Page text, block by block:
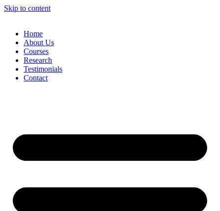
Skip to content
Home
About Us
Courses
Research
Testimonials
Contact